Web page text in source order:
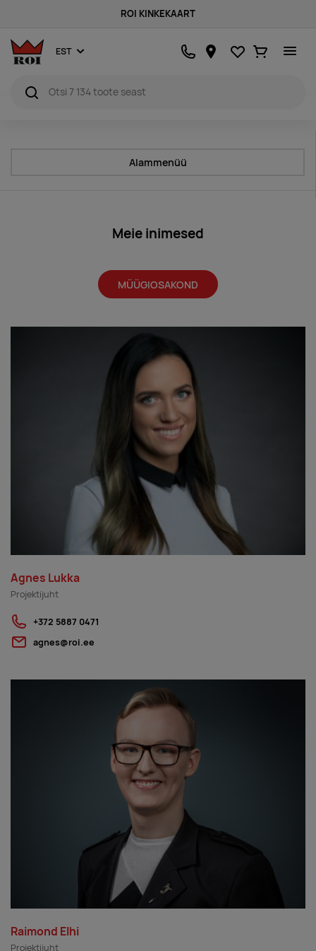
ROI KINKEKAART
EST Lemmikud
Ostukorv
Meie inimesed
MÜÜGIOSAKOND
Agnes Lukka
Projektijuht
+372 5887 0471
agnes@roi.ee
Raimond Elhi
Projektijuht
Alammenüü